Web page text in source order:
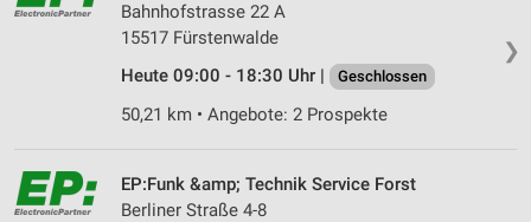
❯
Bahnhofstrasse 22 A
15517 Fürstenwalde
Heute 09:00 - 18:30 Uhr |
Geschlossen
50,21 km • Angebote: 2 Prospekte
EP:Funk &amp; Technik Service Forst
Berliner Straße 4-8